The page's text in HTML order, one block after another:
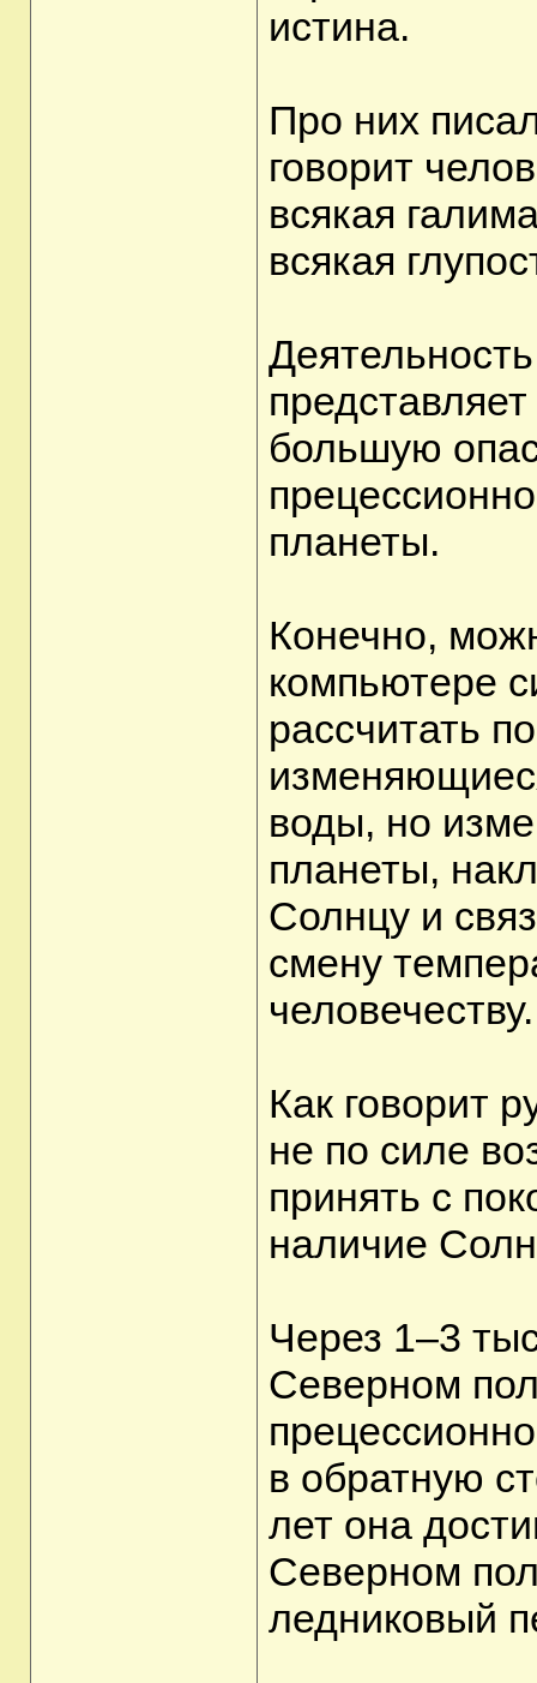
истина.
Про них
говорит
всякая
всякая
большую
планеты.
Конечно,
компьютере
рассчитать
воды, но
планеты,
Солнцу и
смену
человечеству.
Как говорит
не по силе
принять с
наличие
Через 1–3
Северном
в обратную
лет она
Северном
ледниковый